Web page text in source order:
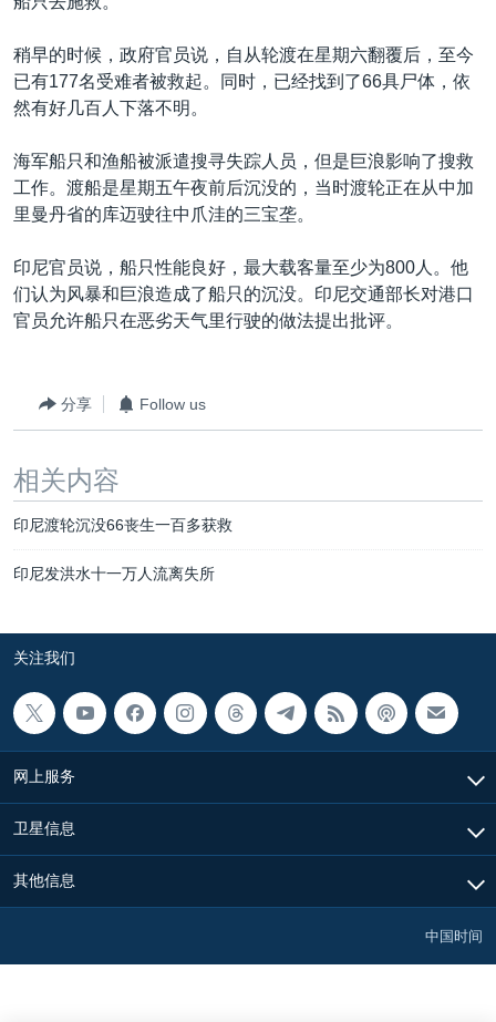
到
索
非洲
美洲
全球议题
军事
劳工
环境
国会报道
美中关系
美国建国250周年
埃博拉疫情
重要讲话与声明
台海两岸关系
关注西藏
关注新疆
GEN Z 看美国
VOA今日焦点
中文广播
关注我们
其他语言网站
稍早的时候，政府官员说，自从轮渡在星期六翻覆后，至今
已有177名受难者被救起。同时，已经找到了66具尸体，依
然有好几百人下落不明。
海军船只和渔船被派遣搜寻失踪人员，但是巨浪影响了搜救
工作。渡船是星期五午夜前后沉没的，当时渡轮正在从中加
里曼丹省的库迈驶往中爪洼的三宝垄。
印尼官员说，船只性能良好，最大载客量至少为800人。他
们认为风暴和巨浪造成了船只的沉没。印尼交通部长对港口
官员允许船只在恶劣天气里行驶的做法提出批评。
分享 Follow us
相关内容
印尼渡轮沉没66丧生一百多获救
印尼发洪水十一万人流离失所
关注我们
网上服务
卫星信息
其他信息
中国时间